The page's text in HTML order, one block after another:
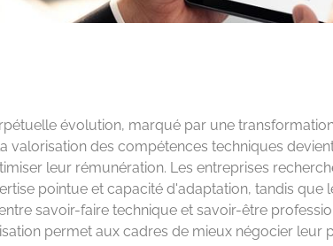
évolution, marqué par une
valorisation des compétences techniques
leur rémunération. Les entreprises
pointue et capacité d'adaptation, tandis que
savoir-faire technique et savoir-être
permet aux cadres de mieux négocier leur